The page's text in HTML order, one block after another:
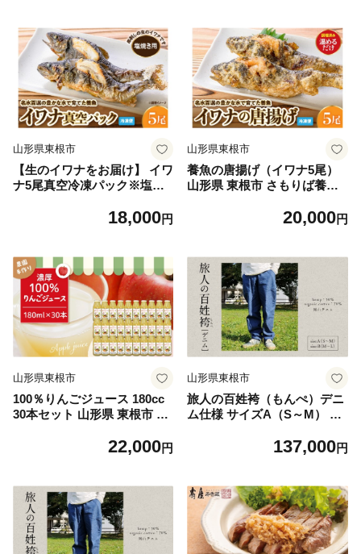
山形県東根市
【生のイワナをお届け】 イワ
ナ5尾真空冷凍パック※塩焼
ば養魚場提供 hi096-002
18,000円
山形県東根市
養魚の唐揚げ（イワナ5尾）
山形県 東根市 さもりば養魚
20,000円
山形県東根市
100％りんごジュース 180cc
30本セット 山形県 東根市 安
22,000円
山形県東根市
旅人の百姓袴（もんぺ）デニ
ム仕様 サイズA（S～M） 山
137,000円